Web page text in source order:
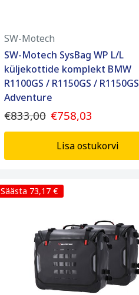
SW-Motech
SW-Motech SysBag WP L/L
küljekottide komplekt BMW
R1100GS / R1150GS / R1150GS
Adventure
€833,00 €758,03
Lisa ostukorvi
Säästa 73,17 €